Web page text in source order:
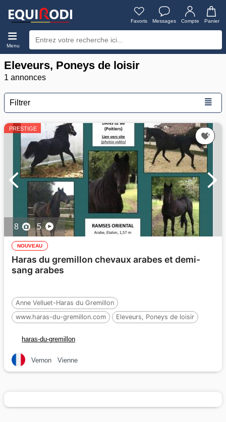
Favoris Messages Compte Panier
Menu
Eleveurs, Poneys de loisir
1 annonces
Filtrer ≣
PRESTIGE
8 5
NOUVEAU
Haras du gremillon chevaux arabes et demi-
sang arabes
Anne Velluet-Haras du Gremillon
www.haras-du-gremillon.com
Eleveurs, Poneys de loisir
haras-du-gremillon
Vernon Vienne